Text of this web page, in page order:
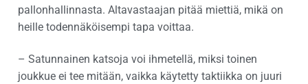
pallonhallinnasta. Altavastaajan pitää miettiä, mikä on
heille todennäköisempi tapa voittaa.
– Satunnainen katsoja voi ihmetellä, miksi toinen
joukkue ei tee mitään, vaikka käytetty taktiikka on juuri